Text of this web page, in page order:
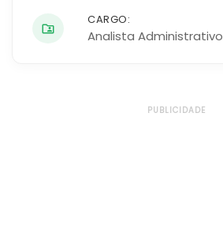
CARGO:
Analista Administrativo
PUBLICIDADE